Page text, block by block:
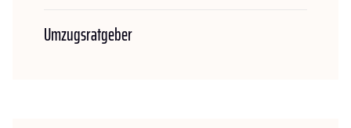
Umzugsratgeber